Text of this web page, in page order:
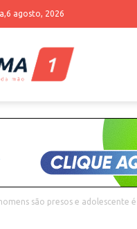
agosto, 2026
são presos e adolescente